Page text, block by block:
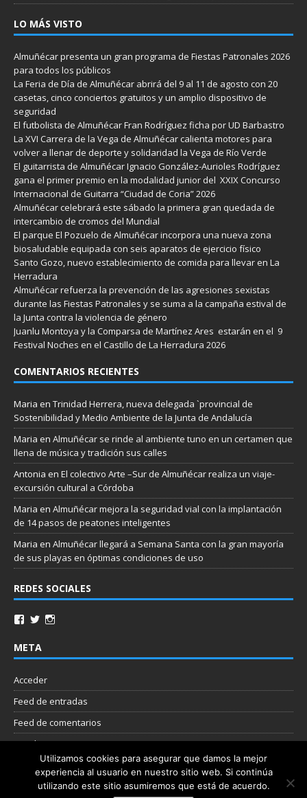
LO MÁS VISTO
Almuñécar presenta un gran programa de Fiestas Patronales 2026
para todos los públicos
La Feria de Día de Almuñécar abrirá del 9 al 11 de agosto con 20
casetas, cinco conciertos gratuitos y un amplio dispositivo de
seguridad
El futbolista de Almuñécar Fran Rodríguez ficha por UD Barbastro
La XVI Carrera de la Vega de Almuñécar calienta motores para
volver a llenar de deporte y solidaridad la Vega de Río Verde
El guitarrista de Almuñécar Ignacio González-Aurioles Rodríguez
gana el primer premio en la modalidad junior del XXIX Concurso
Internacional de Guitarra “Ciudad de Coria” 2026
Almuñécar celebrará este sábado la primera gran quedada de
intercambio de cromos del Mundial
El parque El Pozuelo de Almuñécar incorpora una nueva zona
biosaludable equipada con seis aparatos de ejercicio físico
Santo Gozo, nuevo establecimiento de comida para llevar en La
Herradura
Almuñécar refuerza la prevención de las agresiones sexistas
durante las Fiestas Patronales y se suma a la campaña estival de
la Junta contra la violencia de género
Juanlu Montoya y la Comparsa de Martínez Ares estarán en el 9
Festival Noches en el Castillo de La Herradura 2026
COMENTARIOS RECIENTES
Maria en Trinidad Herrera, nueva delegada `provincial de
Sostenibilidad y Medio Ambiente de la Junta de Andalucía
Maria en Almuñécar se rinde al ambiente tuno en un certamen que
llena de música y tradición sus calles
Antonia en El colectivo Arte –Sur de Almuñécar realiza un viaje-
excursión cultural a Córdoba
Maria en Almuñécar mejora la seguridad vial con la implantación
de 14 pasos de peatones inteligentes
Maria en Almuñécar llegará a Semana Santa con la gran mayoría
de sus playas en óptimas condiciones de uso
REDES SOCIALES
META
Acceder
Feed de entradas
Feed de comentarios
WordPress.org
Nube de etiquetas
Utilizamos cookies para asegurar que damos la mejor
experiencia al usuario en nuestro sitio web. Si continúa
utilizando este sitio asumiremos que está de acuerdo.